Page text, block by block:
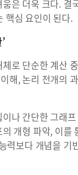
은 더욱 크다. 결
핵심 요인이 된다.
로 단순한 계산
해, 논리 전개의
나 간단한 그래
개형 파악, 이를
력보다 개념을 기